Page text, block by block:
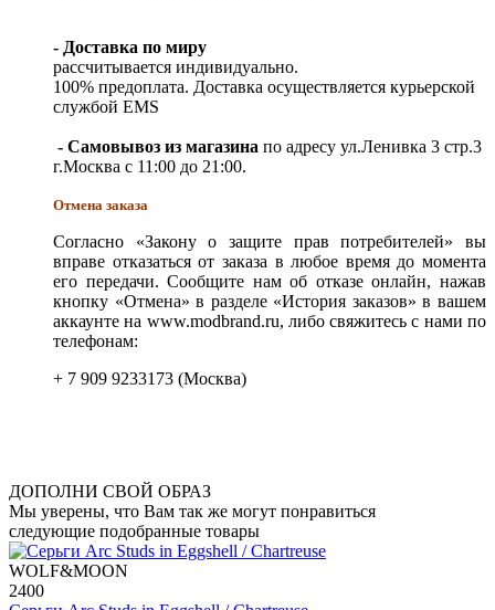
- Доставка по миру
рассчитывается индивидуально.
100% предоплата. Доставка осуществляется курьерской
службой EMS
- Самовывоз из магазина по адресу ул.Ленивка 3 стр.3
г.Москва с 11:00 до 21:00.
Отмена заказа
Согласно «Закону о защите прав потребителей» вы
вправе отказаться от заказа в любое время до момента
его передачи. Сообщите нам об отказе онлайн, нажав
кнопку «Отмена» в разделе «История заказов» в вашем
аккаунте на www.modbrand.ru, либо свяжитесь с нами по
телефонам:
+ 7 909 9233173 (Москва)
ДОПОЛНИ СВОЙ ОБРАЗ
Мы уверены, что Вам так же могут понравиться
следующие подобранные товары
WOLF&MOON
2400